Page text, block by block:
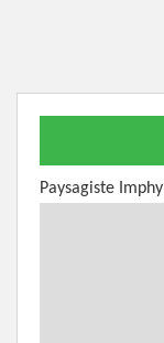
Paysagiste Imphy